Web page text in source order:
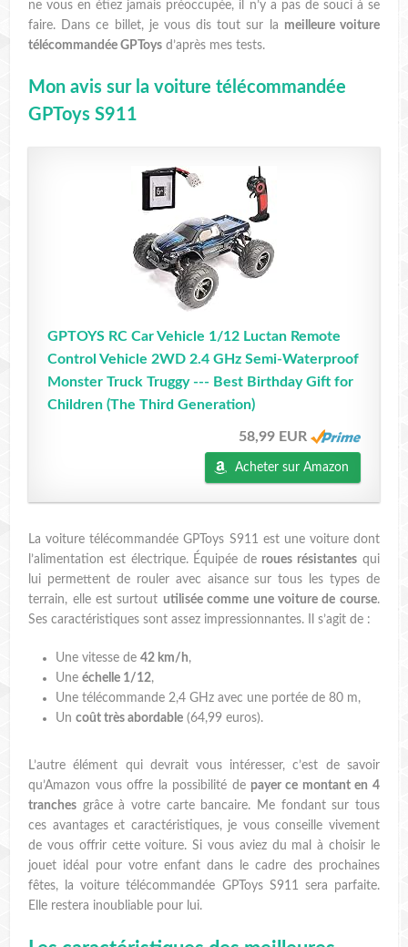
ne vous en étiez jamais préoccupée, il n’y a pas de souci à se
faire. Dans ce billet, je vous dis tout sur la meilleure voiture
télécommandée GPToys d’après mes tests.
Mon avis sur la voiture télécommandée
GPToys S911
GPTOYS RC Car Vehicle 1/12 Luctan Remote
Control Vehicle 2WD 2.4 GHz Semi-Waterproof
Monster Truck Truggy --- Best Birthday Gift for
Children (The Third Generation)
58,99 EUR
Acheter sur Amazon
La voiture télécommandée GPToys S911 est une voiture dont
l’alimentation est électrique. Équipée de roues résistantes qui
lui permettent de rouler avec aisance sur tous les types de
terrain, elle est surtout utilisée comme une voiture de course.
Ses caractéristiques sont assez impressionnantes. Il s’agit de :
Une vitesse de42 km/h,
Uneéchelle 1/12,
Une télécommande 2,4 GHz avec une portée de 80 m,
Uncoût très abordable (64,99 euros).
L’autre élément qui devrait vous intéresser, c’est de savoir
qu’Amazon vous offre la possibilité de payer ce montant en 4
tranches grâce à votre carte bancaire. Me fondant sur tous
ces avantages et caractéristiques, je vous conseille vivement
de vous offrir cette voiture. Si vous aviez du mal à choisir le
jouet idéal pour votre enfant dans le cadre des prochaines
fêtes, la voiture télécommandée GPToys S911 sera parfaite.
Elle restera inoubliable pour lui.